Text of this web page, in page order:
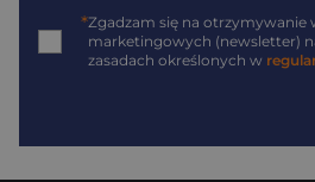
*Zgadzam się na otrzymywanie
marketingowych (newsletter)
zasadach określonych w